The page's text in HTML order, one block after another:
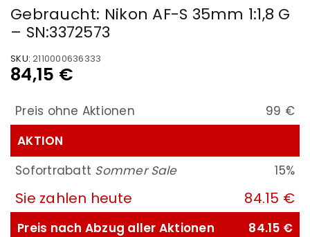
Gebraucht: Nikon AF-S 35mm 1:1,8 G
– SN:3372573
SKU: 2110000636333
84,15 €
Preis ohne Aktionen
99 €
AKTION
Sofortrabatt Sommer Sale 15%
Sie zahlen heute 84.15 €
Preis nach Abzug aller Aktionen 84.15 €